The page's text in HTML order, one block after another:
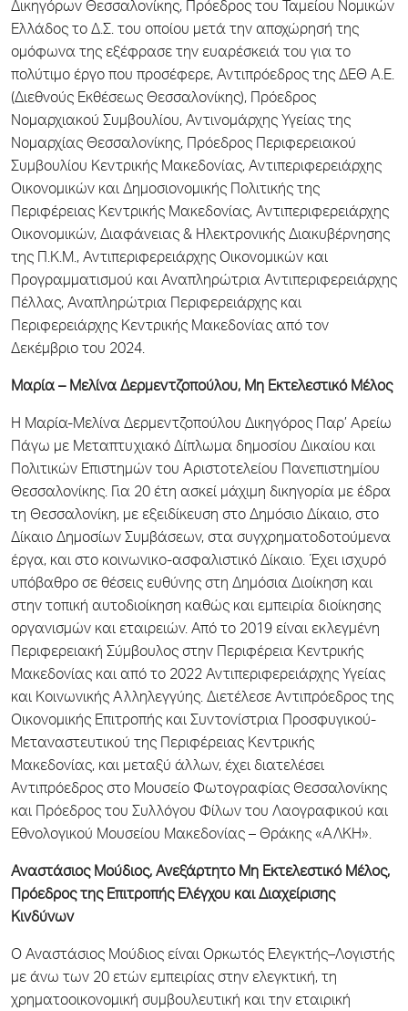
Δικηγόρων Θεσσαλονίκης, Πρόεδρος του Ταμείου Νομικών
Ελλάδος το Δ.Σ. του οποίου μετά την αποχώρησή της
ομόφωνα της εξέφρασε την ευαρέσκειά του για το
πολύτιμο έργο που προσέφερε, Αντιπρόεδρος της ΔΕΘ Α.Ε.
(Διεθνούς Εκθέσεως Θεσσαλονίκης), Πρόεδρος
Νομαρχιακού Συμβουλίου, Αντινομάρχης Υγείας της
Νομαρχίας Θεσσαλονίκης, Πρόεδρος Περιφερειακού
Συμβουλίου Κεντρικής Μακεδονίας, Αντιπεριφερειάρχης
Οικονομικών και Δημοσιονομικής Πολιτικής της
Περιφέρειας Κεντρικής Μακεδονίας, Αντιπεριφερειάρχης
Οικονομικών, Διαφάνειας & Ηλεκτρονικής Διακυβέρνησης
της Π.Κ.Μ., Αντιπεριφερειάρχης Οικονομικών και
Προγραμματισμού και Αναπληρώτρια Αντιπεριφερειάρχης
Πέλλας, Αναπληρώτρια Περιφερειάρχης και
Περιφερειάρχης Κεντρικής Μακεδονίας από τον
Δεκέμβριο του 2024.
Μαρία – Μελίνα Δερμεντζοπούλου, Μη Εκτελεστικό Μέλος
Η Μαρία-Μελίνα Δερμεντζοπούλου Δικηγόρος Παρ’ Αρείω
Πάγω με Μεταπτυχιακό Δίπλωμα δημοσίου Δικαίου και
Πολιτικών Επιστημών του Αριστοτελείου Πανεπιστημίου
Θεσσαλονίκης. Για 20 έτη ασκεί μάχιμη δικηγορία με έδρα
τη Θεσσαλονίκη, με εξειδίκευση στο Δημόσιο Δίκαιο, στο
Δίκαιο Δημοσίων Συμβάσεων, στα συγχρηματοδοτούμενα
έργα, και στο κοινωνικο-ασφαλιστικό Δίκαιο. Έχει ισχυρό
υπόβαθρο σε θέσεις ευθύνης στη Δημόσια Διοίκηση και
στην τοπική αυτοδιοίκηση καθώς και εμπειρία διοίκησης
οργανισμών και εταιρειών. Από το 2019 είναι εκλεγμένη
Περιφερειακή Σύμβουλος στην Περιφέρεια Κεντρικής
Μακεδονίας και από το 2022 Αντιπεριφερειάρχης Υγείας
και Κοινωνικής Αλληλεγγύης. Διετέλεσε Αντιπρόεδρος της
Οικονομικής Επιτροπής και Συντονίστρια Προσφυγικού-
Μεταναστευτικού της Περιφέρειας Κεντρικής
Μακεδονίας, και μεταξύ άλλων, έχει διατελέσει
Αντιπρόεδρος στο Μουσείο Φωτογραφίας Θεσσαλονίκης
και Πρόεδρος του Συλλόγου Φίλων του Λαογραφικού και
Εθνολογικού Μουσείου Μακεδονίας – Θράκης «ΑΛΚΗ».
Αναστάσιος Μούδιος, Ανεξάρτητο Μη Εκτελεστικό Μέλος,
Πρόεδρος της Επιτροπής Ελέγχου και Διαχείρισης
Κινδύνων
Ο Αναστάσιος Μούδιος είναι Ορκωτός Ελεγκτής–Λογιστής
με άνω των 20 ετών εμπειρίας στην ελεγκτική, τη
χρηματοοικονομική συμβουλευτική και την εταιρική